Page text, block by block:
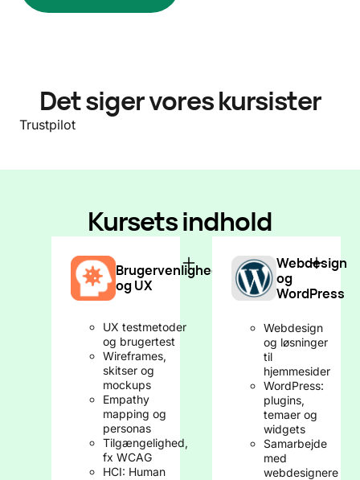
Det siger vores kursister
Trustpilot
Kursets indhold
Brugervenlighed
og UX
UX testmetoder
og brugertest
Wireframes,
skitser og
mockups
Empathy
mapping og
personas
Tilgængelighed,
fx WCAG
HCI: Human
Webdesign
og
WordPress
Webdesign
og løsninger
til
hjemmesider
WordPress:
plugins,
temaer og
widgets
Samarbejde
med
webdesignere